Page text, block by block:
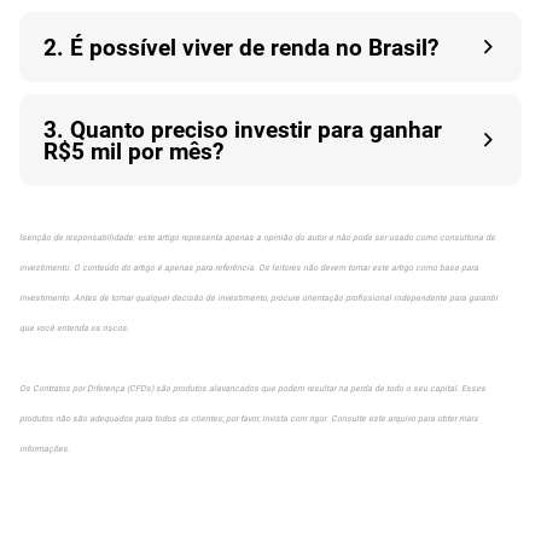
2. É possível viver de renda no Brasil?
3. Quanto preciso investir para ganhar
R$5 mil por mês?
Isenção de responsabilidade: este artigo representa apenas a opinião do autor e não pode ser usado como consultoria de
investimento. O conteúdo do artigo é apenas para referência. Os leitores não devem tomar este artigo como base para
investimento. Antes de tomar qualquer decisão de investimento, procure orientação profissional independente para garantir
que você entenda os riscos.
Os Contratos por Diferença (CFDs) são produtos alavancados que podem resultar na perda de todo o seu capital. Esses
produtos não são adequados para todos os clientes; por favor, invista com rigor. Consulte este arquivo para obter mais
informações.